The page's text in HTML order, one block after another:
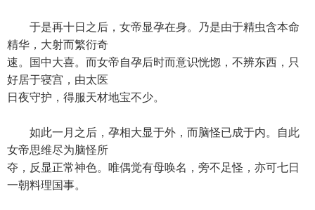
于是再十日之后，女帝显孕在身。乃是由于精虫含本命
精华，大射而繁衍奇
速。国中大喜。而女帝自孕后时而意识恍惚，不辨东西，只
好居于寝宫，由太医
日夜守护，得服天材地宝不少。
如此一月之后，孕相大显于外，而脑怪已成于内。自此
女帝思维尽为脑怪所
夺，反显正常神色。唯偶觉有母唤名，旁不足怪，亦可七日
一朝料理国事。